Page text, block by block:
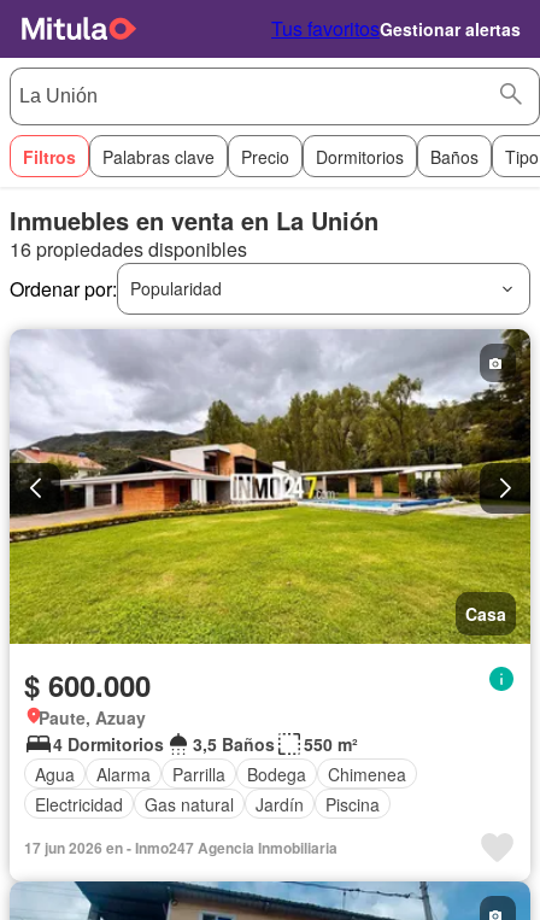
Tus favoritosGestionar alertas
Filtros Palabras clave Precio Dormitorios Baños
Inmuebles en venta en La Unión
16 propiedades disponibles
Ordenar por:
Popularidad
Casa
$ 600.000
Paute, Azuay
4 Dormitorios
3,5 Baños
550 m²
Agua
Alarma Parrilla Bodega
Chimenea
Electricidad
Gas natural Jardín Piscina
17 jun 2026 en - Inmo247 Agencia Inmobiliaria